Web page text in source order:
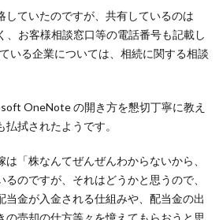
していたのですが、共有しているのは
、お客様相談窓口等の電話番号も記載し
いる企業については、相続に関する相談
OneNote の開き方を懇切丁寧に教え
拭されたようです。
「株なんてぜんぜんわからないから、
のですが、それはどうかと思うので、
当金が入金される仕組みや、配当金の出